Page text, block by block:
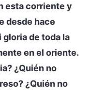
esta corriente y
desde hace
de toda la
en el oriente.
¿Quién no
¿Quién no